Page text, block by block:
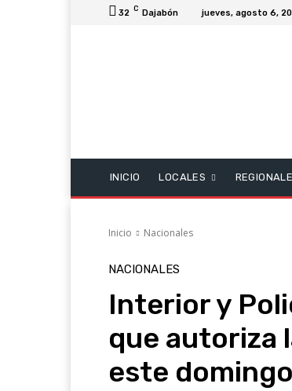
32 C Dajabón jueves, agosto 6,
INICIO LOCALES
Inicio Nacionales
NACIONALES
Interior y
que autoriza
este domingo